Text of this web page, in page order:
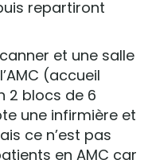
repartiront
et une salle
(accueil
2 blocs de 6
une infirmière et
ce n’est pas
en AMC car